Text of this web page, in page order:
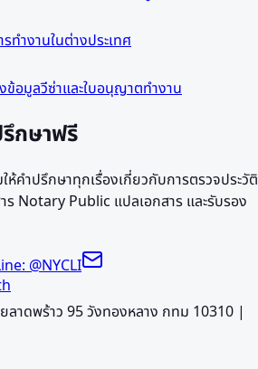
ทำงานในต่างประเทศ
ข้อมูลวีซ่าและใบอนุญาตทำงาน
กษาฟรี
ห้คำปรึกษาทุกเรื่องเกี่ยวกับการตรวจประวัติ
ร Notary Public แปลเอกสาร และรับรอง
@NYCLI
ลาดพร้าว 95 วังทองหลาง กทม 10310 |